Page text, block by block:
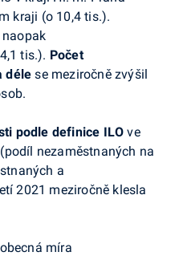
kraji (o 10,4 tis.).
tis.). Počet
déle se meziročně zvýšil
podle definice ILO ve
(podíl nezaměstnaných na
a
2021 meziročně klesla
míra